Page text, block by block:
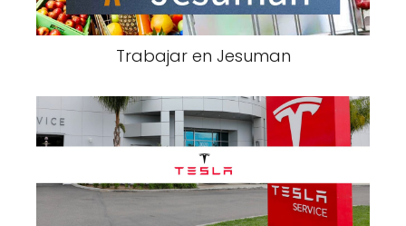
Trabajar en Jesuman